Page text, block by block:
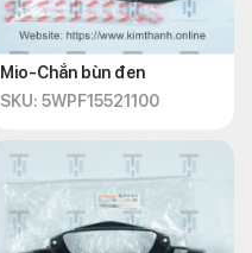
Mio-Chắn bùn đen
SKU: 5WPF15521100